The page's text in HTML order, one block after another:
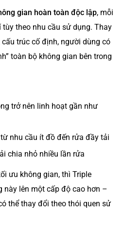
gian hoàn toàn độc lập, mỗi
theo nhu cầu sử dụng. Thay
trúc cố định, người dùng có
toàn bộ không gian bên trong
trở nên linh hoạt gần như
nhu cầu ít đồ đến rửa đầy tải
chia nhỏ nhiều lần rửa
ưu không gian, thì Triple
này lên một cấp độ cao hơn –
thể thay đổi theo thói quen sử